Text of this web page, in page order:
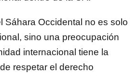
Sáhara Occidental no es solo
sino una preocupación
internacional tiene la
respetar el derecho